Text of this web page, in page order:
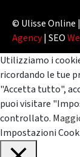
© Ulisse
Agency| SEO
Utilizziamo i
ricordando le tue
"Accetta tutto",
puoi visitare
controllato.
Impostazioni